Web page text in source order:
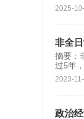
2025-
非全
摘要：
过5年
2023-
政治